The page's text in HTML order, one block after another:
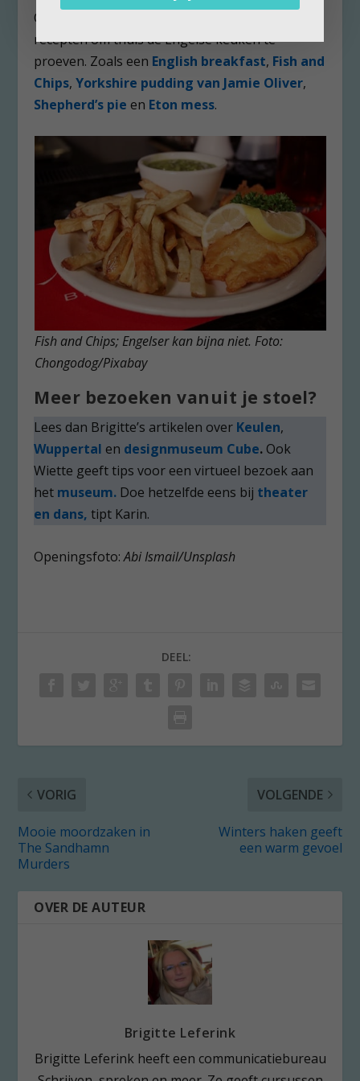
Om helemaal in de stemming te komen: vijf
recepten om thuis de Engelse keuken te
proeven. Zoals een English breakfast, Fish and
Chips,Yorkshire pudding van Jamie Oliver,
Shepherd’s pie en Eton mess.
Fish and Chips; Engelser kan bijna niet. Foto:
Chongodog/Pixabay
Meer bezoeken vanuit je stoel?
Lees dan Brigitte’s artikelen over Keulen,
Wuppertal en designmuseum Cube. Ook
Wiette geeft tips voor een virtueel bezoek aan
het museum. Doe hetzelfde eens bij theater
en dans, tipt Karin.
Openingsfoto:Abi Ismail/Unsplash
DEEL:
VORIG
Mooie moordzaken in
The Sandhamn
Murders
VOLGENDE
Winters haken geeft
een warm gevoel
OVER DE AUTEUR
Brigitte Leferink
Brigitte Leferink heeft een communicatiebureau